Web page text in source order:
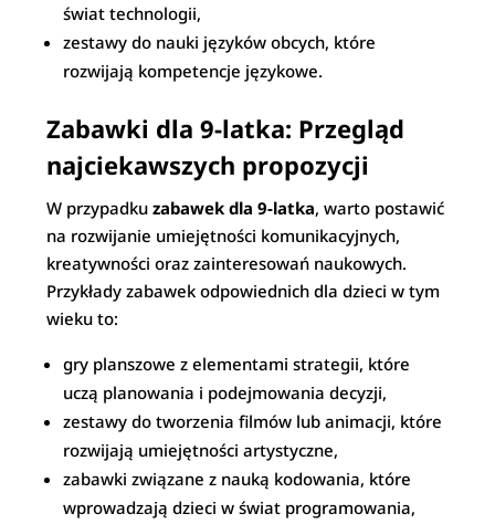
świat technologii,
zestawy do nauki języków obcych, które
rozwijają kompetencje językowe.
Zabawki dla 9-latka: Przegląd
najciekawszych propozycji
W przypadkuzabawek dla 9-latka, warto postawić
na rozwijanie umiejętności komunikacyjnych,
kreatywności oraz zainteresowań naukowych.
Przykłady zabawek odpowiednich dla dzieci w tym
wieku to:
gry planszowe z elementami strategii, które
uczą planowania i podejmowania decyzji,
zestawy do tworzenia filmów lub animacji, które
rozwijają umiejętności artystyczne,
zabawki związane z nauką kodowania, które
wprowadzają dzieci w świat programowania,